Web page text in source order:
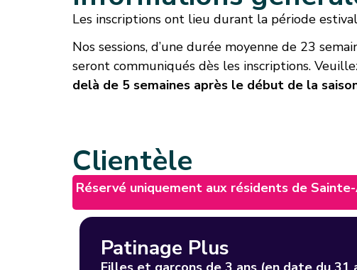
Les inscriptions ont lieu durant la période
Nos sessions, d’une durée moyenne de 23
seront communiqués dès les inscriptions.
delà de 5 semaines après le début de la
Clientèle
Réservé uniquement aux résidents de
Patinage Plus